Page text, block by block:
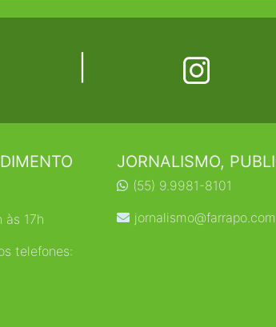
às 17h
telefones:
JORNALISMO,
(55) 9.9981-8101